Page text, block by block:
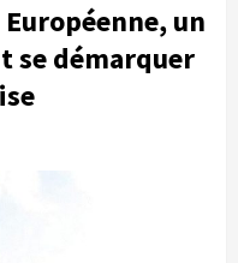
Européenne, un
se démarquer